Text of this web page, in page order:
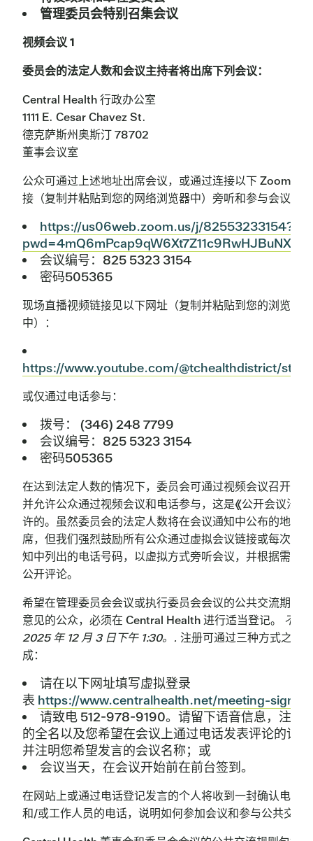
管理委员会特别召集会议
视频会议 1
委员会的法定人数和会议主持者将出席下列会议：
Central Health 行政办公室
1111 E. Cesar Chavez St.
德克萨斯州奥斯汀 78702
董事会议室
公众可通过上述地址出席会议，或通过连接以下 Zoom 会
接（复制并粘贴到您的网络浏览器中）旁听和参与会议：
https://us06web.zoom.us/j/82553233154?
pwd=4mQ6mPcap9qW6Xt7Z11c9RwHJBuNXr.1
会议编号：825 5323 3154
密码505365
现场直播视频链接见以下网址（复制并粘贴到您的浏览器
中）：
https://www.youtube.com/@tchealthdistrict/
或仅通过电话参与：
拨号： (346) 248 7799
会议编号：825 5323 3154
密码505365
在达到法定人数的情况下，委员会可通过视频会议召开会
并允许公众通过视频会议和电话参与，这是《公开会议法》
许的。虽然委员会的法定人数将在会议通知中公布的地点出
席，但我们强烈鼓励所有公众通过虚拟会议链接或每次会
知中列出的电话号码，以虚拟方式旁听会议，并根据需要
公开评论。
希望在管理委员会会议或执行委员会会议的公共交流期间
意见的公众，必须在 Central Health 进行适当登记。 不迟
2025 年 12 月 3 日下午 1:30。. 注册可通过三种方式之一
成：
请在以下网址填写虚拟登录
表 https://www.centralhealth.net/meeting-sign-
请致电 512-978-9190。请留下语音信息，注明
的全名以及您希望在会议上通过电话发表评论的请
并注明您希望发言的会议名称；或
会议当天，在会议开始前在前台签到。
在网站上或通过电话登记发言的个人将收到一封确认电子
和/或工作人员的电话，说明如何参加会议和参与公共交流